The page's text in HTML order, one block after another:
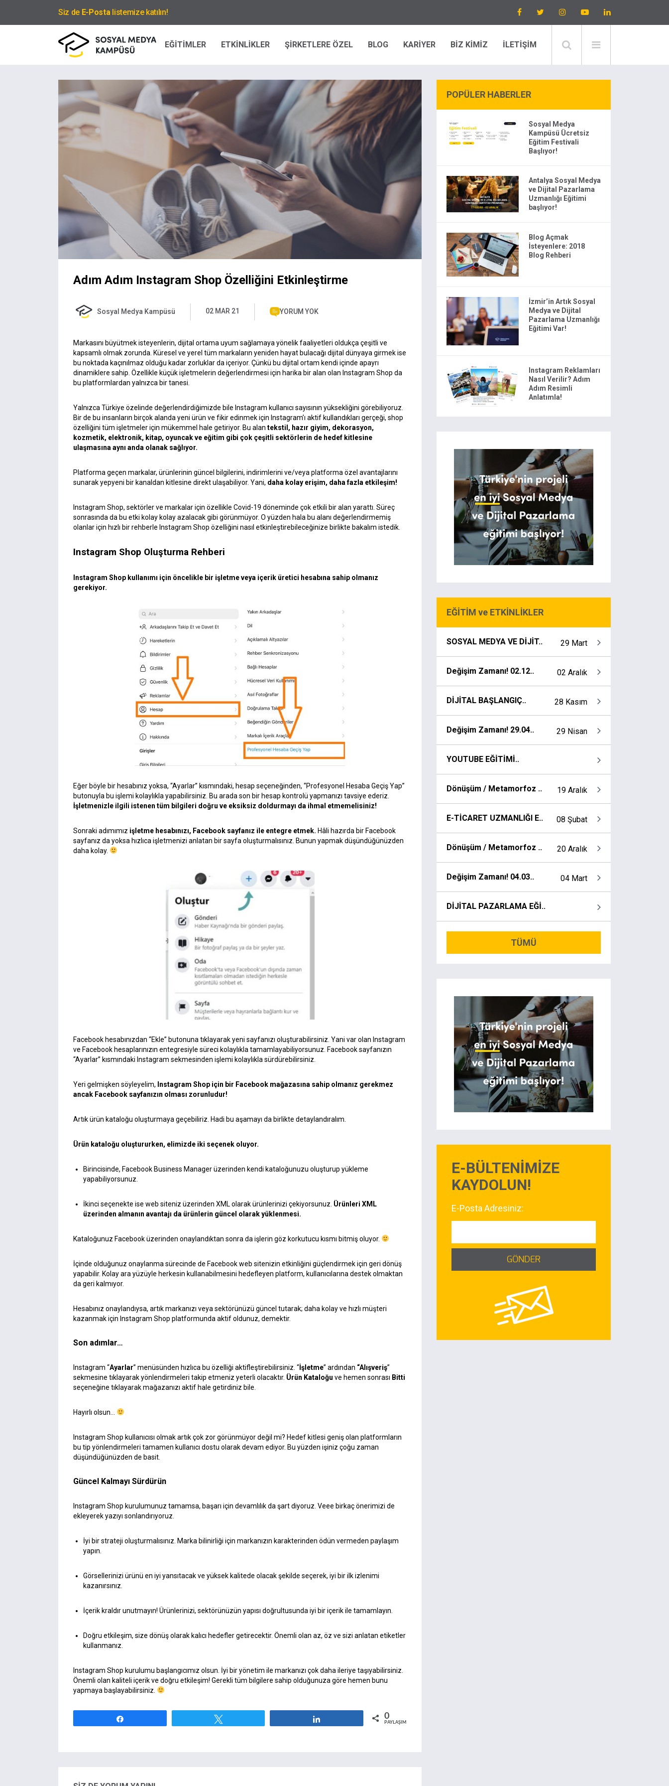
Siz de E-Postalistemize katılın!
EĞİTİMLER ETKİNLİKLER ŞİRKETLERE ÖZEL BLOG KARİYER BİZ KİMİZ İLETİŞİM
Adım Adım Instagram Shop Özelliğini Etkinleştirme
Sosyal Medya Kampüsü 02 MAR 21 YORUM YOK
Markasını büyütmek isteyenlerin, dijital ortama uyum sağlamaya yönelik faaliyetleri oldukça çeşitli ve
kapsamlı olmak zorunda. Küresel ve yerel tüm markaların yeniden hayat bulacağı dijital dünyaya girmek ise
bu noktada kaçınılmaz olduğu kadar zorluklar da içeriyor. Çünkü bu dijital ortam kendi içinde apayrı
dinamiklere sahip. Özellikle küçük işletmelerin değerlendirmesi için harika bir alan olan Instagram Shop da
bu platformlardan yalnızca bir tanesi.
Yalnızca Türkiye özelinde değerlendirdiğimizde bile Instagram kullanıcı sayısının yüksekliğini görebiliyoruz.
Bir de bu insanların birçok alanda yeni ürün ve fikir edinmek için Instagram’ı aktif kullandıkları gerçeği, shop
özelliğini tüm işletmeler için mükemmel hale getiriyor. Bu alan tekstil, hazır giyim, dekorasyon,
kozmetik, elektronik, kitap, oyuncak ve eğitim gibi çok çeşitli sektörlerin de hedef kitlesine
ulaşmasına aynı anda olanak sağlıyor.
Platforma geçen markalar, ürünlerinin güncel bilgilerini, indirimlerini ve/veya platforma özel avantajlarını
sunarak yepyeni bir kanaldan kitlesine direkt ulaşabiliyor. Yani, daha kolay erişim, daha fazla etkileşim!
Instagram Shop, sektörler ve markalar için özellikle Covid-19 döneminde çok etkili bir alan yarattı. Süreç
sonrasında da bu etki kolay kolay azalacak gibi görünmüyor. O yüzden hala bu alanı değerlendirmemiş
olanlar için hızlı bir rehberle Instagram Shop özelliğini nasıl etkinleştirebileceğinize birlikte bakalım istedik.
Instagram Shop Oluşturma Rehberi
Instagram Shop kullanımı için öncelikle bir işletme veya içerik üretici hesabına sahip olmanız
gerekiyor.
Eğer böyle bir hesabınız yoksa, “Ayarlar” kısmındaki, hesap seçeneğinden, “Profesyonel Hesaba Geçiş Yap”
butonuyla bu işlemi kolaylıkla yapabilirsiniz. Bu arada son bir hesap kontrolü yapmanızı tavsiye ederiz.
İşletmenizle ilgili istenen tüm bilgileri doğru ve eksiksiz doldurmayı da ihmal etmemelisiniz!
Sonraki adımımız işletme hesabınızı, Facebook sayfanız ile entegre etmek. Hâli hazırda bir Facebook
sayfanız da yoksa hızlıca işletmenizi anlatan bir sayfa oluşturmalısınız. Bunun yapmak düşündüğünüzden
daha kolay.
Facebook hesabınızdan “Ekle” butonuna tıklayarak yeni sayfanızı oluşturabilirsiniz. Yani var olan Instagram
ve Facebook hesaplarınızın entegresiyle süreci kolaylıkla tamamlayabiliyorsunuz. Facebook sayfanızın
“Ayarlar” kısmındaki Instagram sekmesinden işlemi kolaylıkla sürdürebilirsiniz.
Yeri gelmişken söyleyelim, Instagram Shop için bir Facebook mağazasına sahip olmanız gerekmez
ancak Facebook sayfanızın olması zorunludur!
Artık ürün kataloğu oluşturmaya geçebiliriz. Hadi bu aşamayı da birlikte detaylandıralım.
Ürün kataloğu oluştururken, elimizde iki seçenek oluyor.
Birincisinde, Facebook Business Managerüzerinden kendi kataloğunuzu oluşturup yükleme
yapabiliyorsunuz.
İkinci seçenekte ise web siteniz üzerinden XML olarak ürünlerinizi çekiyorsunuz. Ürünleri XML
üzerinden almanın avantajı da ürünlerin güncel olarak yüklenmesi.
Kataloğunuz Facebook üzerinden onaylandıktan sonra da işlerin göz korkutucu kısmı bitmiş oluyor.
İçinde olduğunuz onaylanma sürecinde de Facebook web sitenizin etkinliğini güçlendirmek için geri dönüş
yapabilir. Kolay ara yüzüyle herkesin kullanabilmesini hedefleyen platform, kullanıcılarına destek olmaktan
da geri kalmıyor.
Hesabınız onaylandıysa, artık markanızı veya sektörünüzü güncel tutarak; daha kolay ve hızlı müşteri
kazanmak için Instagram Shop platformunda aktif oldunuz, demektir.
Son adımlar…
Instagram “Ayarlar” menüsünden hızlıca bu özelliği aktifleştirebilirsiniz. “İşletme” ardından “Alışveriş”
sekmesine tıklayarak yönlendirmeleri takip etmeniz yeterli olacaktır. Ürün Kataloğu ve hemen sonrası Bitti
seçeneğine tıklayarak mağazanızı aktif hale getirdiniz bile.
Hayırlı olsun…
Instagram Shop kullanıcısı olmak artık çok zor görünmüyor değil mi? Hedef kitlesi geniş olan platformların
bu tip yönlendirmeleri tamamen kullanıcı dostu olarak devam ediyor. Bu yüzden işiniz çoğu zaman
düşündüğünüzden de basit.
Güncel Kalmayı Sürdürün
Instagram Shop kurulumunuz tamamsa, başarı için devamlılık da şart diyoruz. Veee birkaç önerimizi de
ekleyerek yazıyı sonlandırıyoruz.
İyi bir strateji oluşturmalısınız. Marka bilinirliği için markanızın karakterinden ödün vermeden paylaşım
yapın.
Görsellerinizi ürünü en iyi yansıtacak ve yüksek kalitede olacak şekilde seçerek, iyi bir ilk izlenimi
kazanırsınız.
İçerik kraldır unutmayın! Ürünlerinizi, sektörünüzün yapısı doğrultusunda iyi bir içerik ile tamamlayın.
Doğru etkileşim, size dönüş olarak kalıcı hedefler getirecektir. Önemli olan az, öz ve sizi anlatan etiketler
kullanmanız.
Instagram Shop kurulumu başlangıcımız olsun. İyi bir yönetim ile markanızı çok daha ileriye taşıyabilirsiniz.
Önemli olan kaliteli içerik ve doğru etkileşim! Gerekli tüm bilgilere sahip olduğunuza göre hemen bunu
yapmaya başlayabilirsiniz.
0
PAYLAŞIMLAR
POPÜLER HABERLER
Sosyal Medya
Kampüsü Ücretsiz
Eğitim Festivali
Başlıyor!
Antalya Sosyal Medya
ve Dijital Pazarlama
Uzmanlığı Eğitimi
başlıyor!
Blog Açmak
İsteyenlere: 2018
Blog Rehberi
İzmir’in Artık Sosyal
Medya ve Dijital
Pazarlama Uzmanlığı
Eğitimi Var!
Instagram Reklamları
Nasıl Verilir? Adım
Adım Resimli
Anlatımla!
EĞİTİM ve ETKİNLİKLER
SOSYAL MEDYA VE DİJİT.. 29 Mart
Değişim Zamanı! 02.12.. 02 Aralık
DİJİTAL BAŞLANGIÇ.. 28 Kasım
Değişim Zamanı! 29.04.. 29 Nisan
YOUTUBE EĞİTİMİ..
Dönüşüm / Metamorfoz .. 19 Aralık
E-TİCARET UZMANLIĞI E.. 08 Şubat
Dönüşüm / Metamorfoz .. 20 Aralık
Değişim Zamanı! 04.03.. 04 Mart
DİJİTAL PAZARLAMA EĞİ..
TÜMÜ
E-BÜLTENİMİZE
KAYDOLUN!
E-Posta Adresiniz:
GÖNDER